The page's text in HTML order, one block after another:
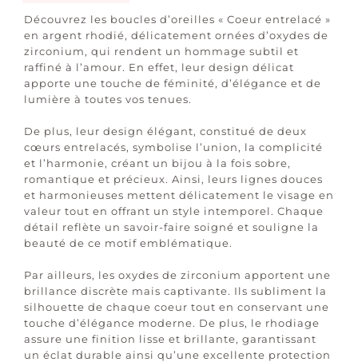
Découvrez les boucles d’oreilles « Coeur entrelacé »
en argent rhodié, délicatement ornées d’oxydes de
zirconium, qui rendent un hommage subtil et
raffiné à l’amour. En effet, leur design délicat
apporte une touche de féminité, d’élégance et de
lumière à toutes vos tenues.
De plus, leur design élégant, constitué de deux
cœurs entrelacés, symbolise l’union, la complicité
et l’harmonie, créant un bijou à la fois sobre,
romantique et précieux. Ainsi, leurs lignes douces
et harmonieuses mettent délicatement le visage en
valeur tout en offrant un style intemporel. Chaque
détail reflète un savoir-faire soigné et souligne la
beauté de ce motif emblématique.
Par ailleurs, les oxydes de zirconium apportent une
brillance discrète mais captivante. Ils subliment la
silhouette de chaque coeur tout en conservant une
touche d’élégance moderne. De plus, le rhodiage
assure une finition lisse et brillante, garantissant
un éclat durable ainsi qu’une excellente protection